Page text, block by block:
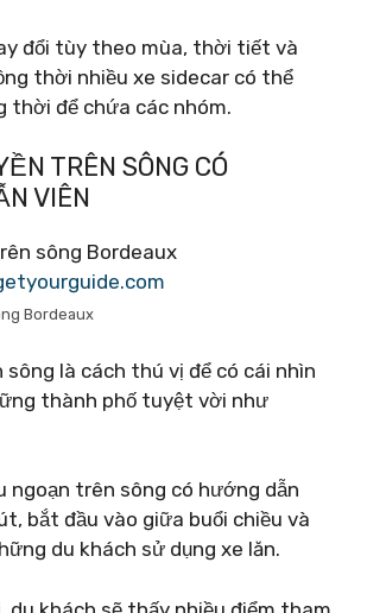
đổi tùy theo mùa, thời tiết và
thời nhiều xe sidecar có thể
thời để chứa các nhóm.
TRÊN SÔNG CÓ
VIÊN
Bordeaux
sông là cách thú vị để có cái nhìn
thành phố tuyệt vời như
ngoạn trên sông có hướng dẫn
bắt đầu vào giữa buổi chiều và
du khách sử dụng xe lăn.